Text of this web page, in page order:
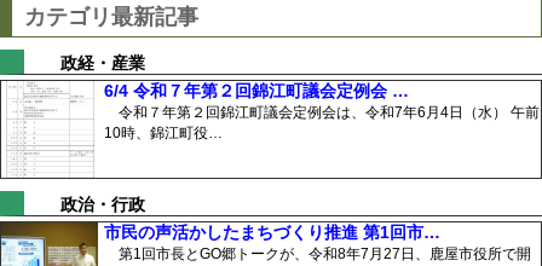
カテゴリ最新記事
政経・産業
6/4 令和７年第２回錦江町議会定例会 …
令和７年第２回錦江町議会定例会は、令和7年6月4日（水） 午前
10時、錦江町役…
政治・行政
市民の声活かしたまちづくり推進 第1回市…
第1回市長とGO郷トークが、令和8年7月27日、鹿屋市役所で開